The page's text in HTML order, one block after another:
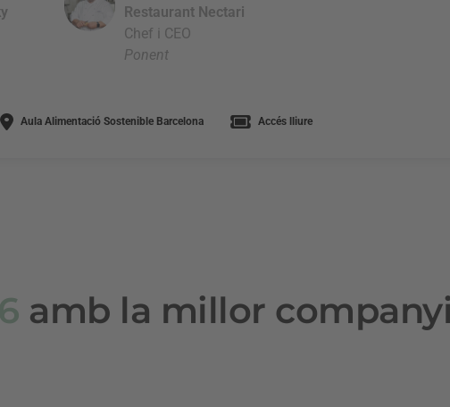
Restaurant Nectari
Chef i CEO
Ponent
Aula Alimentació Sostenible Barcelona Accés lliure
amb la millor